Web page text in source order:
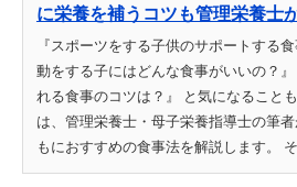
に栄養を補うコツも管理栄養士
『スポーツをする子供のサポートする
動をする子にはどんな食事がいいの？
れる食事のコツは？』 と気になること
は、管理栄養士・母子栄養指導士の筆
もにおすすめの食事法を解説します。